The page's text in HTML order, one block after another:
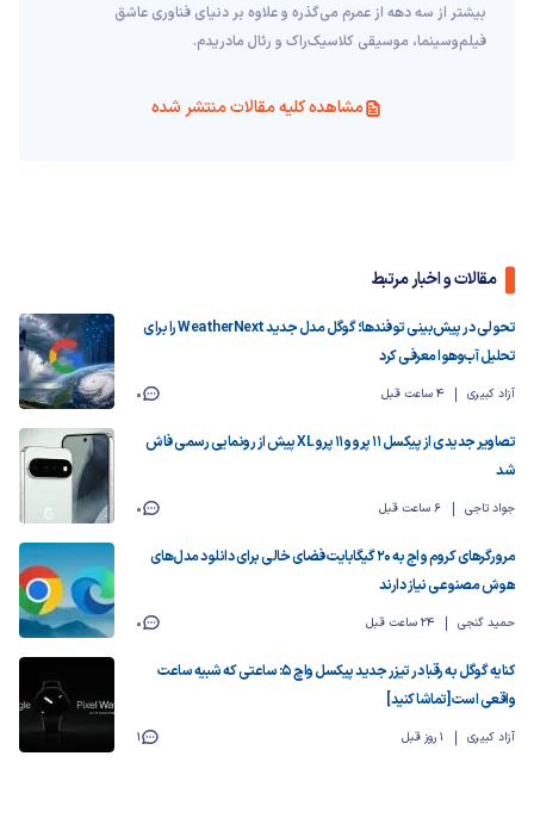
بیشتر از سه دهه از عمرم می‌گذره و علاوه بر دنیای فناوری عاشق
فیلم‌و‌سینما، موسیقی کلاسیک‌راک و رئال مادریدم.
مشاهده کلیه مقالات منتشر شده
مقالات و اخبار مرتبط
تحولی در پیش‌بینی توفندها؛ گوگل مدل جدید WeatherNext را برای
تحلیل آب‌وهوا معرفی کرد
آزاد کبیری 4 ساعت قبل 0
تصاویر جدیدی از پیکسل ۱۱ پرو و ۱۱ پرو XL پیش از رونمایی رسمی فاش
شد
جواد تاجی 6 ساعت قبل 0
مرورگرهای کروم و اج به ۲۰ گیگابایت فضای خالی برای دانلود مدل‌های
هوش مصنوعی نیاز دارند
حمید گنجی 24 ساعت قبل 0
کنایه گوگل به رقبا در تیزر جدید پیکسل واچ ۵: ساعتی که شبیه ساعت
واقعی است [تماشا کنید]
آزاد کبیری 1 روز قبل 1